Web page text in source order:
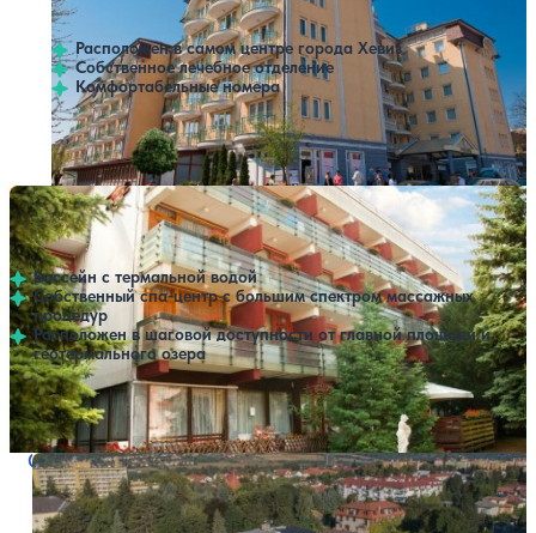
Расположен в самом центре города Хевиз
Собственное лечебное отделение
Комфортабельные номера
Профилей лечения:2 Крытый бассейн SPA
Санаторий Majerik
Хевиз
Бассейн с термальной водой
Собственный спа-центр с большим спектром массажных
процедур
Расположен в шаговой доступности от главной площади и
геотермального озера
Профилей лечения:2 Крытый бассейн SPA
Нет цен или свободных мест на выбранные даты
Выбрать другой вариант
Санаторий Fit Heviz
Хевиз
Нет цен или свободных мест на выбранные даты
Выбрать другой вариант